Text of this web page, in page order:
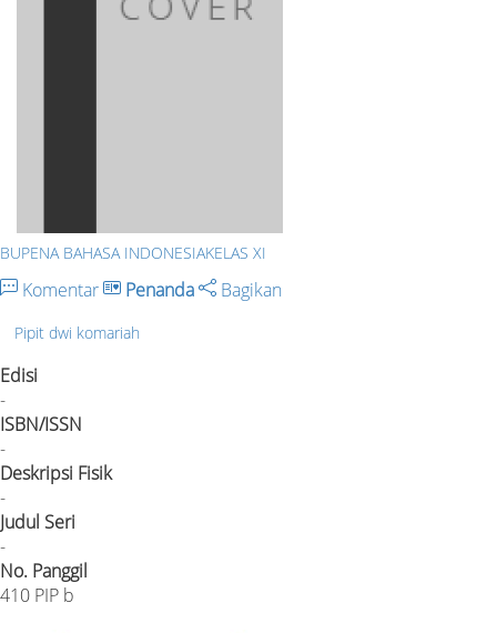
BUPENA BAHASA INDONESIAKELAS XI
Komentar Penanda Bagikan
Pipit dwi komariah
Edisi
-
ISBN/ISSN
-
Deskripsi Fisik
-
Judul Seri
-
No. Panggil
410 PIP b